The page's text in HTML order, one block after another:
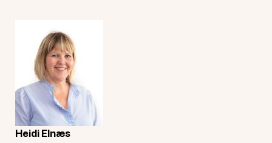
Heidi Elnæs